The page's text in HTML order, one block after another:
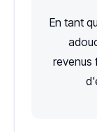
En tant
revenus